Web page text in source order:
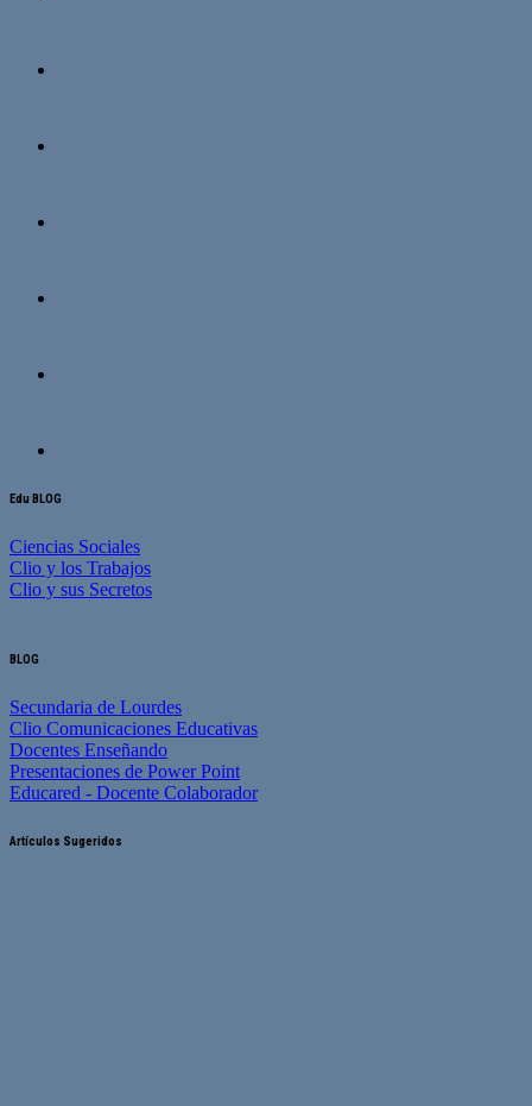
Edu BLOG
Ciencias Sociales
Clio y los Trabajos
Clio y sus Secretos
BLOG
Secundaria de Lourdes
Clio Comunicaciones Educativas
Docentes Enseñando
Presentaciones de Power Point
Educared - Docente Colaborador
Artículos Sugeridos